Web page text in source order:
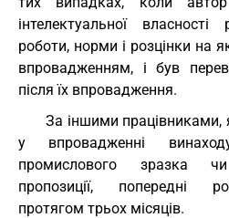
інтелектуальної
роботи, норми і розцінки на
впровадженням, і був
після їх впровадження.
За іншими працівниками,
у впровадженні
промислового зразка чи
пропозиції, попередні
протягом трьох місяців.